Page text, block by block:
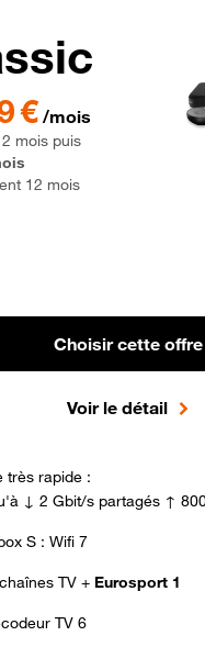
Classic
mois pendant 12 mois
€/mois
mois puis
12 mois
Choisir cette offre
Voir le détail
très rapide :
↓ 2 Gbit/s partagés ↑
S : Wifi 7
TV + Eurosport 1
TV 6